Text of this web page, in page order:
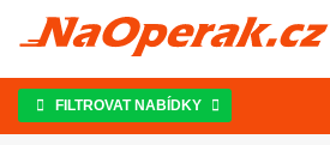
Operativní leasing Toyota C-HR
FILTROVAT NABÍDKY